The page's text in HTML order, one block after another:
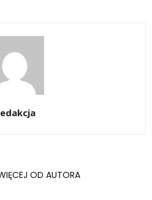
OD AUTORA